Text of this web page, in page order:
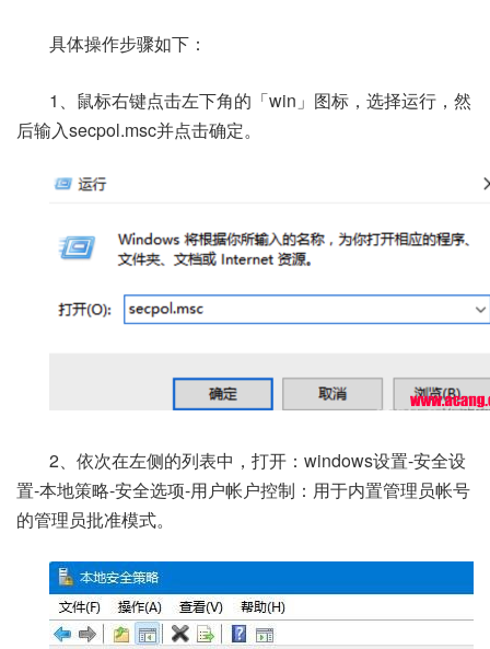
具体操作步骤如下：
1、鼠标右键点击左下角的「win」图标，选择运行，然
后输入secpol.msc并点击确定。
2、依次在左侧的列表中，打开：windows设置-安全设
置-本地策略-安全选项-用户帐户控制：用于内置管理员帐号
的管理员批准模式。